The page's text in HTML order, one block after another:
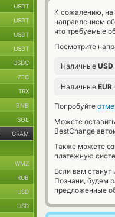
К сожалению, на
направлением
что требуемые
Посмотрите
Наличные USD
Наличные EUR
Попробуйте
Можете
BestChange
Также можете
платежную
Если вам
Познани, будем
предложенные
USDT
USDT
USDT
USDT
USDC
ZEC
TRX
BNB
SOL
GRAM
WMZ
RUB
USD
USD